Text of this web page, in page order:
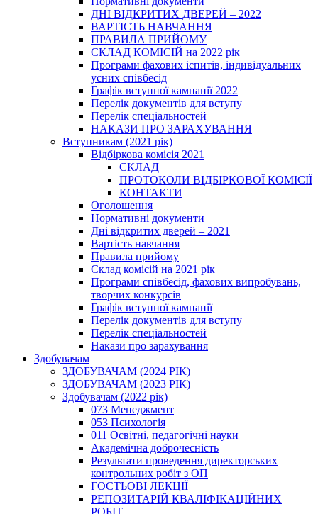
ДНІ ВІДКРИТИХ ДВЕРЕЙ – 2022
ВАРТІСТЬ НАВЧАННЯ
ПРАВИЛА ПРИЙОМУ
СКЛАД КОМІСІЙ на 2022 рік
Програми фахових іспитів, індивідуальних
усних співбесід
Графік вступної кампанії 2022
Перелік документів для вступу
Перелік спеціальностей
НАКАЗИ ПРО ЗАРАХУВАННЯ
Вступникам (2021 рік)
Відбіркова комісія 2021
СКЛАД
ПРОТОКОЛИ ВІДБІРКОВОЇ КОМІСІЇ
КОНТАКТИ
Оголошення
Нормативні документи
Дні відкритих дверей – 2021
Вартість навчання
Правила прийому
Склад комісій на 2021 рік
Програми співбесід, фахових випробувань,
творчих конкурсів
Графік вступної кампанії
Перелік документів для вступу
Перелік спеціальностей
Накази про зарахування
Здобувачам
ЗДОБУВАЧАМ (2024 РІК)
ЗДОБУВАЧАМ (2023 РІК)
Здобувачам (2022 рік)
073 Менеджмент
053 Психологія
011 Освітні, педагогічні науки
Академічна доброчесність
Результати проведення директорських
контрольних робіт з ОП
ГОСТЬОВІ ЛЕКЦІЇ
РЕПОЗИТАРІЙ КВАЛІФІКАЦІЙНИХ
РОБІТ